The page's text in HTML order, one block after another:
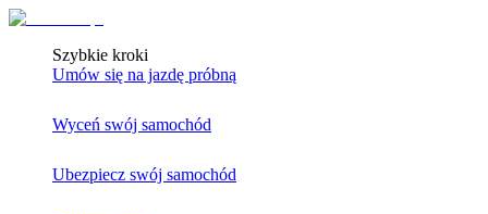
Szybkie kroki
Umów się na jazdę próbną
Wyceń swój samochód
Ubezpiecz swój samochód